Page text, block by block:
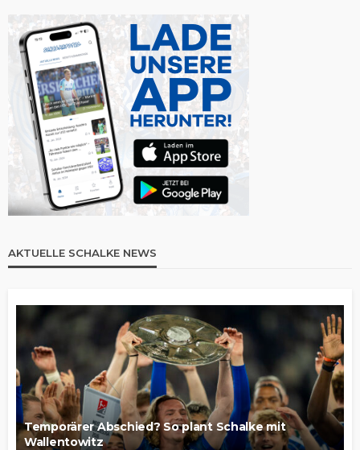
AKTUELLE SCHALKE NEWS
Temporärer Abschied? So plant Schalke mit
Wallentowitz